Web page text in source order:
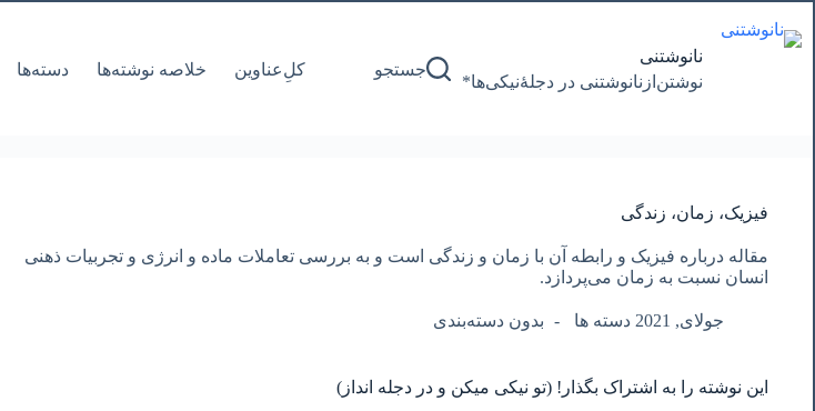
به
محتوا
نانوشتنی
نوشتن‌از‌نانوشتنی‌ در‌ دجلۀنیکی‌ها*
جستجو کل‌ِعناوین خلاصه نوشته‌ها دسته‌ها
فیزیک، زمان، زندگی
مقاله درباره فیزیک و رابطه آن با زمان و زندگی است و به بررسی تعاملات ماده و انرژی و تجربیات ذهنی
انسان نسبت به زمان می‌پردازد.
جولای, 2021 دسته ها بدون دسته‌بندی
این نوشته را به اشتراک بگذار! (تو نیکی میکن و در دجله انداز)